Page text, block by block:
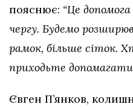
пояснює: “Це
чергу. Будемо
рамок, більше сіток.
приходьте
Євген П’янков,